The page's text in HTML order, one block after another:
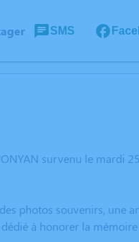
SMS
survenu le mardi
photos souvenirs, une
à honorer la